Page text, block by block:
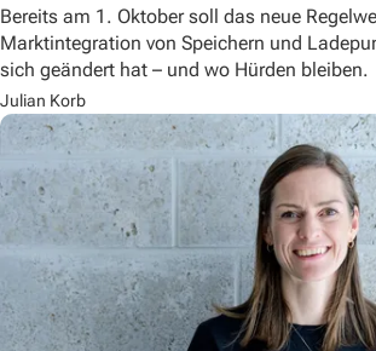
Bereits am 1. Oktober soll das neue
Marktintegration von Speichern und
sich geändert hat – und wo Hürden bleiben.
Julian Korb